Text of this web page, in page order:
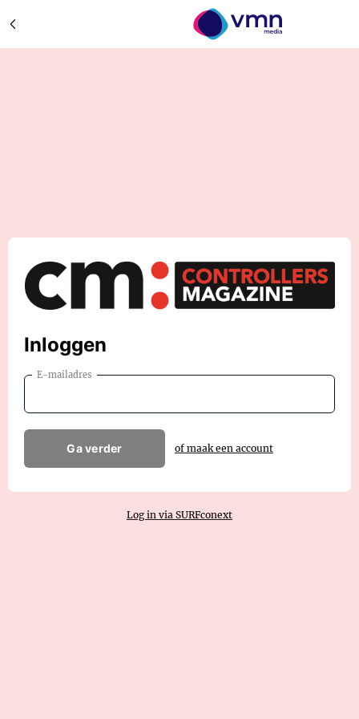
Inloggen
E-mailadres
Ga verder of maak een account
Log in via SURFconext